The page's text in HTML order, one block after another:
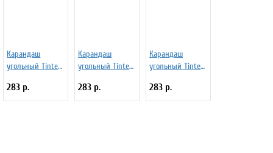
Карандаш
угольный Tinted
Лавандовый
283 р.
Карандаш
угольный Tinted
Чертополох
283 р.
Карандаш
угольный Tinted
Зеленый мох
темный
283 р.